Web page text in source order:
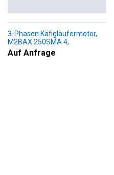
3-Phasen Käfigläufermotor,
M2BAX 250SMA 4,
+188+230+451+009
Auf Anfrage